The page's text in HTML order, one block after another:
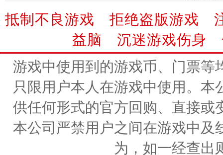
抵制不良游戏 拒绝盗版游戏
益脑 沉迷游戏伤身
游戏中使用到的游戏币、门票等
只限用户本人在游戏中使用。
供任何形式的官方回购、直接或
本公司严禁用户之间在游戏中及
为，如一经查出